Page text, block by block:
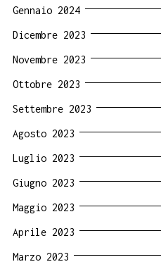
Gennaio 2024
Dicembre 2023
Novembre 2023
Ottobre 2023
Settembre 2023
Agosto 2023
Luglio 2023
Giugno 2023
Maggio 2023
Aprile 2023
Marzo 2023